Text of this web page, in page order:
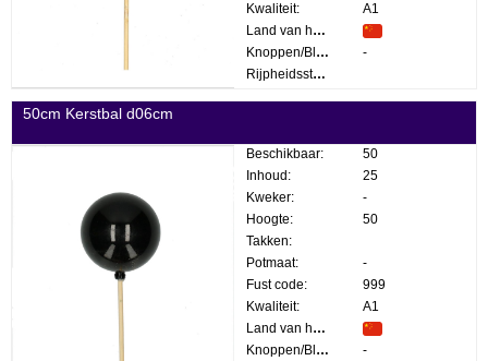
Kwaliteit:
A1
Land van herkomst:
Knoppen/Bloemen:
-
Rijpheidsstadium:
50cm Kerstbal d06cm
Beschikbaar:
50
Inhoud:
25
Kweker:
-
Hoogte:
50
Takken:
Potmaat:
-
Fust code:
999
Kwaliteit:
A1
Land van herkomst:
Knoppen/Bloemen:
-